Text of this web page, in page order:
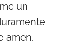
un
amen.